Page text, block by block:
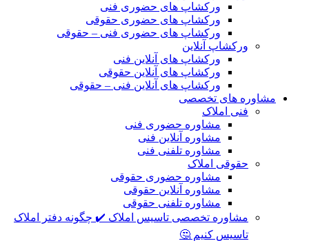
ورکشاپ های حضوری فنی
ورکشاپ های حضوری حقوقی
ورکشاپ های حضوری فنی – حقوقی
ورکشاپ آنلاین
ورکشاپ های آنلاین فنی
ورکشاپ های آنلاین حقوقی
ورکشاپ های آنلاین فنی – حقوقی
مشاوره های تخصصی
فنی املاک
مشاوره حضوری فنی
مشاوره آنلاین فنی
مشاوره تلفنی فنی
حقوقی املاک
مشاوره حضوری حقوقی
مشاوره آنلاین حقوقی
مشاوره تلفنی حقوقی
مشاوره تخصصی تاسیس املاک ✔️ چگونه دفتر املاک
تاسیس کنیم 🤔